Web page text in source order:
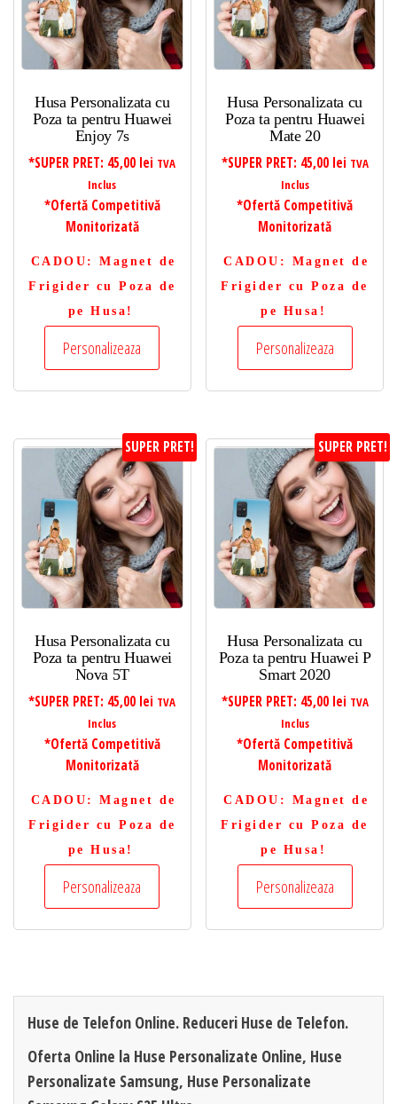
Husa Personalizata cu
Poza ta pentru Huawei
Enjoy 7s
*SUPER PRET: 45,00 lei TVA
Inclus
*Ofertă Competitivă
Monitorizată
CADOU : Magnet de
Frigider cu Poza de
pe Husa!
Personalizeaza
Husa Personalizata cu
Poza ta pentru Huawei
Mate 20
*SUPER PRET: 45,00 lei TVA
Inclus
*Ofertă Competitivă
Monitorizată
CADOU : Magnet de
Frigider cu Poza de
pe Husa!
Personalizeaza
SUPER PRET!
Husa Personalizata cu
Poza ta pentru Huawei
Nova 5T
*SUPER PRET: 45,00 lei TVA
Inclus
*Ofertă Competitivă
Monitorizată
CADOU : Magnet de
Frigider cu Poza de
pe Husa!
Personalizeaza
SUPER PRET!
Husa Personalizata cu
Poza ta pentru Huawei P
Smart 2020
*SUPER PRET: 45,00 lei TVA
Inclus
*Ofertă Competitivă
Monitorizată
CADOU : Magnet de
Frigider cu Poza de
pe Husa!
Personalizeaza
Huse de Telefon Online. Reduceri Huse de Telefon.
Oferta Online la Huse Personalizate Online, Huse
Personalizate Samsung, Huse Personalizate